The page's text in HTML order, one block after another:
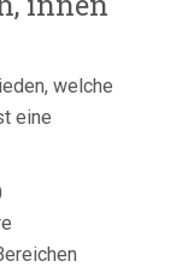
welche
eine